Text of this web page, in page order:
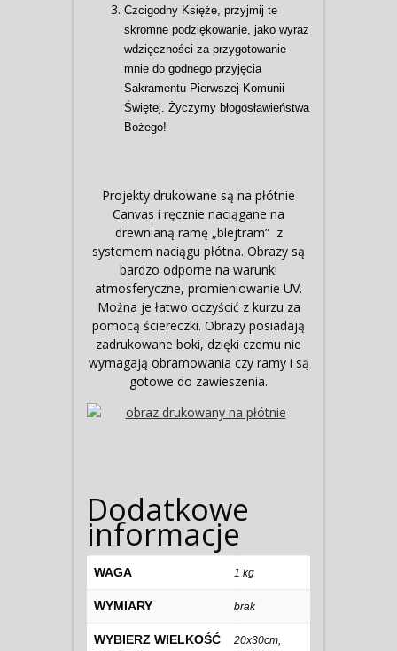
Czcigodny Księże, przyjmij te
skromne podziękowanie, jako wyraz
wdzięczności za przygotowanie
mnie do godnego przyjęcia
Sakramentu Pierwszej Komunii
Świętej. Życzymy błogosławieństwa
Bożego!
Projekty drukowane są na płótnie
Canvas i ręcznie naciągane na
drewnianą ramę „blejtram” z
systemem naciągu płótna. Obrazy są
bardzo odporne na warunki
atmosferyczne, promieniowanie UV.
Można je łatwo oczyścić z kurzu za
pomocą ściereczki. Obrazy posiadają
zadrukowane boki, dzięki czemu nie
wymagają obramowania czy ramy i są
gotowe do zawieszenia.
Dodatkowe
informacje
WAGA 1 kg
WYMIARY brak
WYBIERZ WIELKOŚĆ
20x30cm,